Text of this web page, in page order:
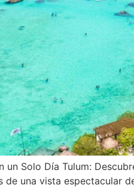
un Solo Día Tulum:
una vista espectacular